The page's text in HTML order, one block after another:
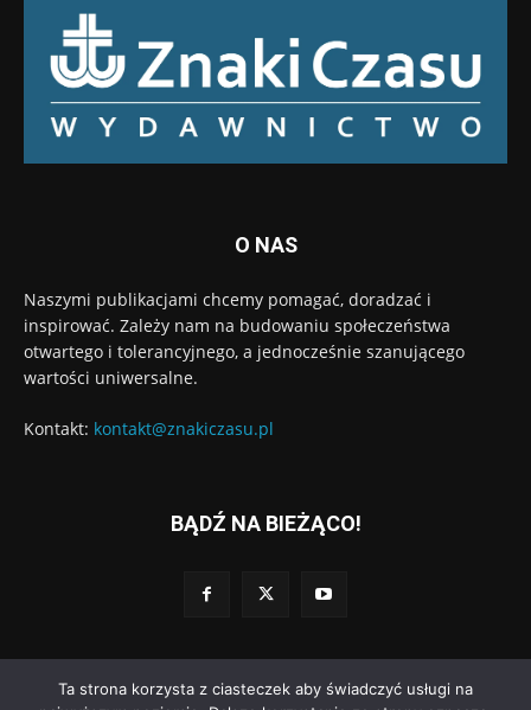
O NAS
Naszymi publikacjami chcemy pomagać, doradzać i
inspirować. Zależy nam na budowaniu społeczeństwa
otwartego i tolerancyjnego, a jednocześnie szanującego
wartości uniwersalne.
Kontakt: kontakt@znakiczasu.pl
BĄDŹ NA BIEŻĄCO!
Ta strona korzysta z ciasteczek aby świadczyć usługi na